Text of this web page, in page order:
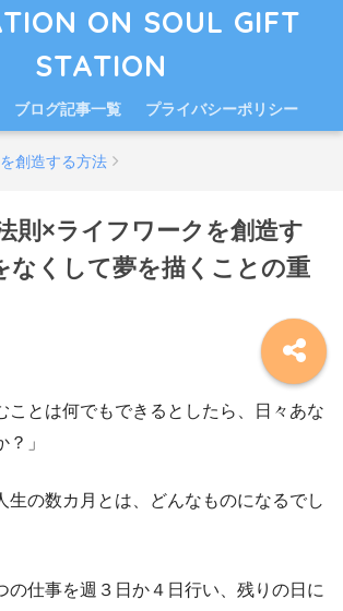
ON SOUL GIFT
STATION
ブログ記事一覧 プライバシーポリシー
創造する方法
則×ライフワークを創造す
くして夢を描くことの重
ことは何でもできるとしたら、日々あな
」
生の数カ月とは、どんなものになるでし
の仕事を週３日か４日行い、残りの日に